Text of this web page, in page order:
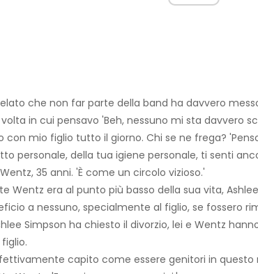
che non far parte della band ha davvero
volta in cui pensavo 'Beh, nessuno mi sta davvero
con mio figlio tutto il giorno. Chi se ne frega?
personale, della tua igiene personale, ti senti
35 anni. 'È come un circolo vizioso.'
Wentz era al punto più basso della sua vita,
a nessuno, specialmente al figlio, se fossero
Simpson ha chiesto il divorzio, lei e Wentz
capito come essere genitori in questo